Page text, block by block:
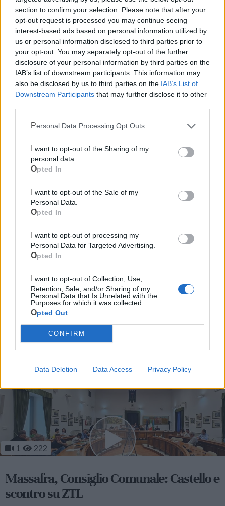
section to confirm your selection. Please note that after your
opt-out request is processed you may continue seeing
interest-based ads based on personal information utilized by
us or personal information disclosed to third parties prior to
your opt-out. You may separately opt-out of the further
disclosure of your personal information by third parties on the
IAB’s list of downstream participants. This information may
also be disclosed by us to third parties on the IAB’s List of
Downstream Participants that may further disclose it to other
Personal Data Processing Opt Outs
personal data.
Opted In
Personal Data.
Opted In
Personal Data for Targeted Advertising.
Opted In
Retention, Sale, and/or Sharing of my
Personal Data that Is Unrelated with the
Purposes for which it was collected.
Opted Out
CONFIRM
Data Deletion Data Access Privacy Policy
Mondo CIA
Cia Agricoltori Italiani | Puglia - Area Due
Due Mari
Le ultime notizie di Massafra
1 222
Massafra, Consiglio Comunale: Castello e
scontro su ZTL